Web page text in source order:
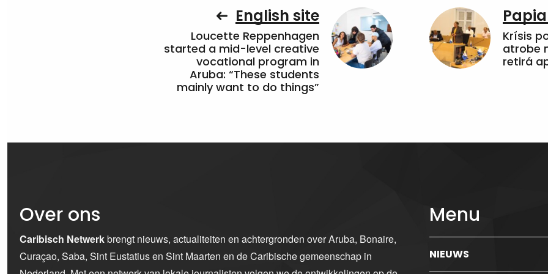
English site
Loucette Reppenhagen
started a mid-level creative
vocational program in
Aruba: “These students
mainly want to do things”
Krísis
atrobe
retirá
Over ons
Caribisch Netwerkbrengt nieuws, actualiteiten en achtergronden over Aruba, Bonaire,
Curaçao, Saba, Sint Eustatius en Sint Maarten en de Caribische gemeenschap in
Menu
NIEUWS